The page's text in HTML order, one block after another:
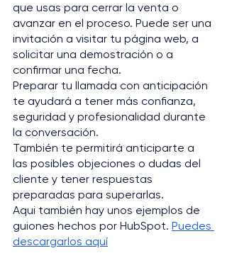
que usas para cerrar la venta o
avanzar en el proceso. Puede ser una
invitación a visitar tu página web, a
solicitar una demostración o a
confirmar una fecha.
Preparar tu llamada con anticipación
te ayudará a tener más confianza,
seguridad y profesionalidad durante
la conversación.
También te permitirá anticiparte a
las posibles objeciones o dudas del
cliente y tener respuestas
preparadas para superarlas.
Aqui también hay unos ejemplos de
guiones hechos por HubSpot. Puedes
descargarlos aquí